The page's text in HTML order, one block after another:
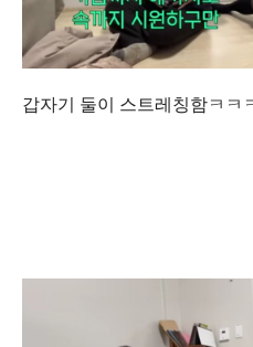
갑자기 둘이 스트레칭함ㅋㅋ